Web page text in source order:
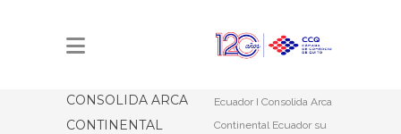
CONTINENTAL
CONSOLIDA ARCA
CONTINENTAL
Estás aquí:
Inicio
Ecuador I Consolida Arca
Continental Ecuador su